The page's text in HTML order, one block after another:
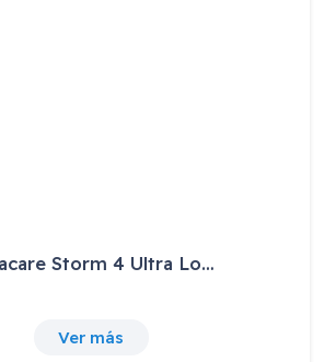
Storm 4 Ultra Lo…
Ver más